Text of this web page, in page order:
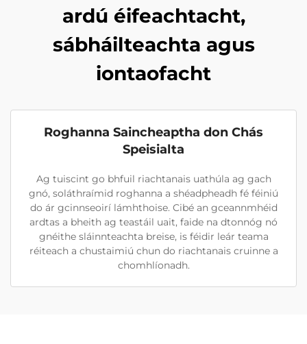
ardú éifeachtacht,
sábháilteachta agus
iontaofacht
Roghanna Saincheaptha don Chás
Speisialta
Ag tuiscint go bhfuil riachtanais uathúla ag gach
gnó, soláthraímid roghanna a shéadpheadh fé féiniú
do ár gcinnseoirí lámhthoise. Cibé an gceannmhéid
ardtas a bheith ag teastáil uait, faide na dtonnóg nó
gnéithe sláinnteachta breise, is féidir leár teama
réiteach a chustaimiú chun do riachtanais cruinne a
chomhlíonadh.